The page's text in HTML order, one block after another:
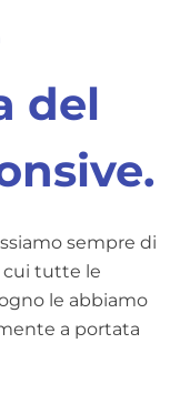
del
sempre di
cui tutte le
le abbiamo
a portata